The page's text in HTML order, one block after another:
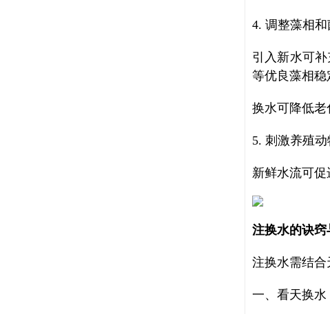
4. 调整藻相和
引入新水可
等优良藻相稳
换水可降低老
5. 刺激养殖
新鲜水流可促
注换水的诀
注换水需结合
一、看天换水